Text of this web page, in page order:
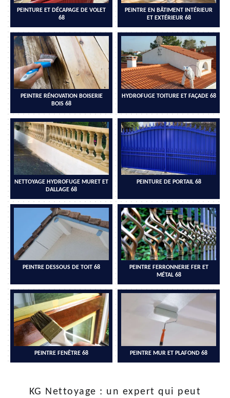
PEINTURE ET DÉCAPAGE DE VOLET
68
PEINTRE EN BÂTIMENT INTÉRIEUR
ET EXTÉRIEUR 68
PEINTRE RÉNOVATION BOISERIE
BOIS 68
HYDROFUGE TOITURE ET FAÇADE 68
NETTOYAGE HYDROFUGE MURET ET
DALLAGE 68
PEINTURE DE PORTAIL 68
PEINTRE DESSOUS DE TOIT 68
PEINTRE FERRONNERIE FER ET
MÉTAL 68
PEINTRE FENÊTRE 68 PEINTRE MUR ET PLAFOND 68
KG Nettoyage : un expert qui peut